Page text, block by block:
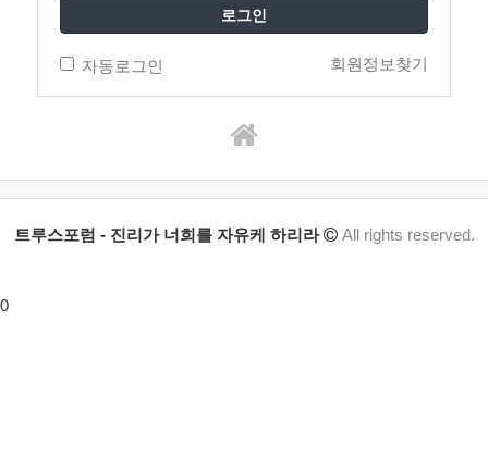
로그인
자동로그인 회원정보찾기
트루스포럼 - 진리가 너희를 자유케 하리라 All rights reserved.
0